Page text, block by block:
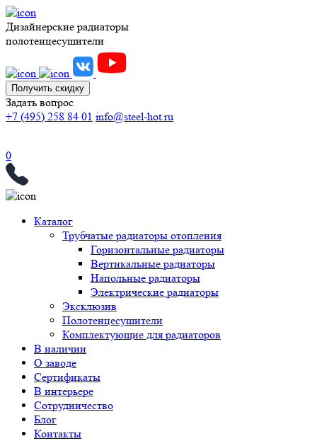
Дизайнерские радиаторы
полотенцесушители
Получить скидку
Задать вопрос
+7 (495) 258 84 01 info@steel-hot.ru
0
Каталог
Трубчатые радиаторы отопления
Горизонтальные радиаторы
Вертикальные радиаторы
Напольные радиаторы
Электрические радиаторы
Эксклюзив
Полотенцесушители
Комплектующие для радиаторов
В наличии
О заводе
Сертификаты
В интерьере
Сотрудничество
Блог
Контакты